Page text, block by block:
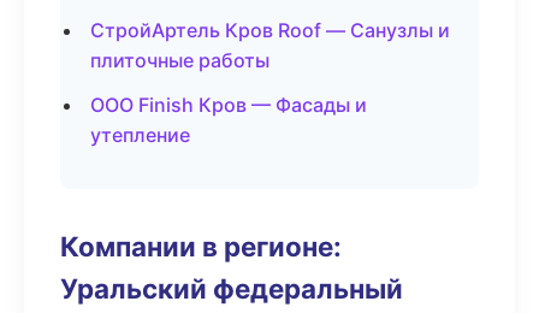
СтройАртель Кров Roof — Санузлы и
плиточные работы
ООО Finish Кров — Фасады и
утепление
Компании в регионе:
Уральский федеральный